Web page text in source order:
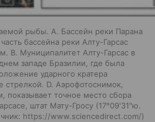
рыбы. A. Бассейн реки Парана
бассейна реки Алту-Гарсас
B. Муниципалитет Алту-Гарсас в
западе Бразилии, где была
ударного кратера
стрелкой. D. Аэрофотоснимок,
показывает точное место сбора
штат Мату-Гросу (17°09'31"ю.
https://www.sciencedirect.com/